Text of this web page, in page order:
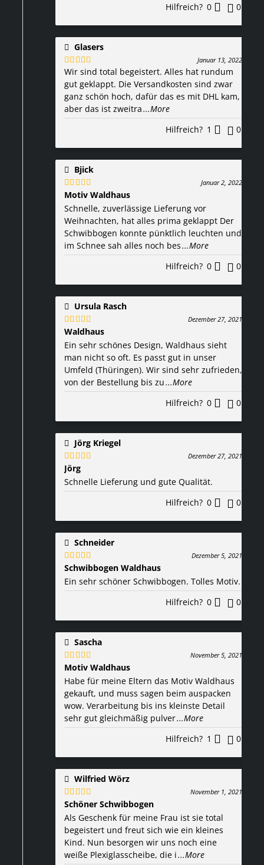
Hilfreich? 0 0
Glasers
Bewertet
mit
von 5
Januar 13, 2022
Wir sind total begeistert. Alles hat rundum
gut geklappt. Die Versandkosten sind zwar
ganz schön hoch, dafür das es mit DHL kam,
aber das ist zweitra...More
Hilfreich? 1 0
Bjick
Bewertet
Januar 2, 2022
Motiv Waldhaus
Schnelle, zuverlässige Lieferung vor
Weihnachten, hat alles prima geklappt Der
Schwibbogen konnte pünktlich leuchten und
im Schnee sah alles noch bes...More
Hilfreich? 0 0
Ursula Rasch
Bewertet
Dezember 27, 2021
Waldhaus
Ein sehr schönes Design, Waldhaus sieht
man nicht so oft. Es passt gut in unser
Umfeld (Thüringen). Wir sind sehr zufrieden,
von der Bestellung bis zu...More
Hilfreich? 0 0
Jörg Kriegel
Bewertet
mit5
Dezember 27, 2021
Jörg
Schnelle Lieferung und gute Qualität.
Hilfreich? 0 0
Schneider
Bewertet
von 5
Dezember 5, 2021
Schwibbogen Waldhaus
Ein sehr schöner Schwibbogen. Tolles Motiv.
Hilfreich? 0 0
Sascha
Bewertet
November 5, 2021
Motiv Waldhaus
Habe für meine Eltern das Motiv Waldhaus
gekauft, und muss sagen beim auspacken
wow. Verarbeitung bis ins kleinste Detail
sehr gut gleichmäßig pulver...More
Hilfreich? 1 0
Wilfried Wörz
Bewertet
November 1, 2021
Schöner Schwibbogen
Als Geschenk für meine Frau ist sie total
begeistert und freut sich wie ein kleines
Kind. Nun besorgen wir uns noch eine
weiße Plexiglasscheibe, die i...More